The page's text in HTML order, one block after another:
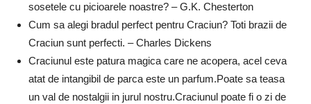
sosetele cu picioarele noastre? – G.K. Chesterton
Cum sa alegi bradul perfect pentru Craciun? Toti brazii de
Craciun sunt perfecti. – Charles Dickens
Craciunul este patura magica care ne acopera, acel ceva
atat de intangibil de parca este un parfum.Poate sa teasa
un val de nostalgii in jurul nostru.Craciunul poate fi o zi de